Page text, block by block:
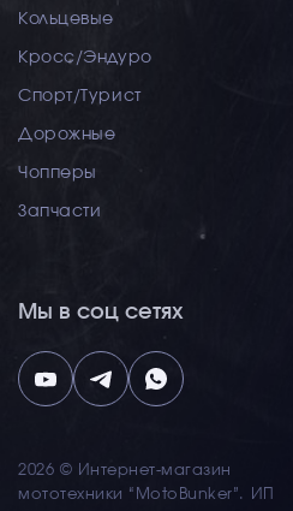
2026 © Интернет-магазин
мототехники “MotoBunker”. ИП
Кольцевые
Кросс/Эндуро
Спорт/Турист
Дорожные
Чопперы
Запчасти
Мы в соц сетях